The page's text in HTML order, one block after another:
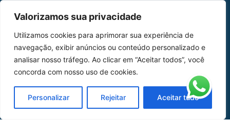
Valorizamos sua privacidade
Utilizamos cookies para aprimorar sua experiência de
navegação, exibir anúncios ou conteúdo personalizado e
analisar nosso tráfego. Ao clicar em “Aceitar todos”, você
concorda com nosso uso de cookies.
Personalizar Rejeitar Aceitar tudo
Peças
Catálogo de Aplicações
Oficina de Mangueiras